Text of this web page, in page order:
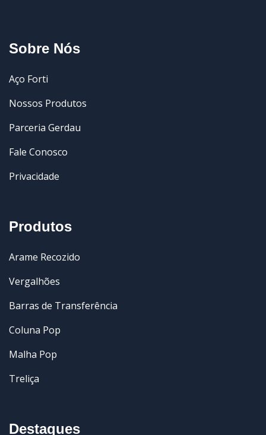
Sobre Nós
Aço Forti
Nossos Produtos
Parceria Gerdau
Fale Conosco
Privacidade
Produtos
Arame Recozido
Vergalhões
Barras de Transferência
Coluna Pop
Malha Pop
Treliça
Destaques